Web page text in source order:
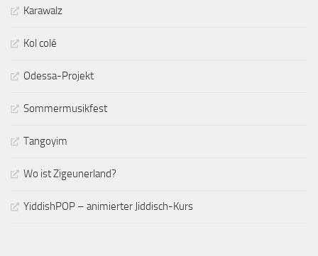
Karawalz
Kol colé
Odessa-Projekt
Sommermusikfest
Tangoyim
Wo ist Zigeunerland?
YiddishPOP – animierter Jiddisch-Kurs